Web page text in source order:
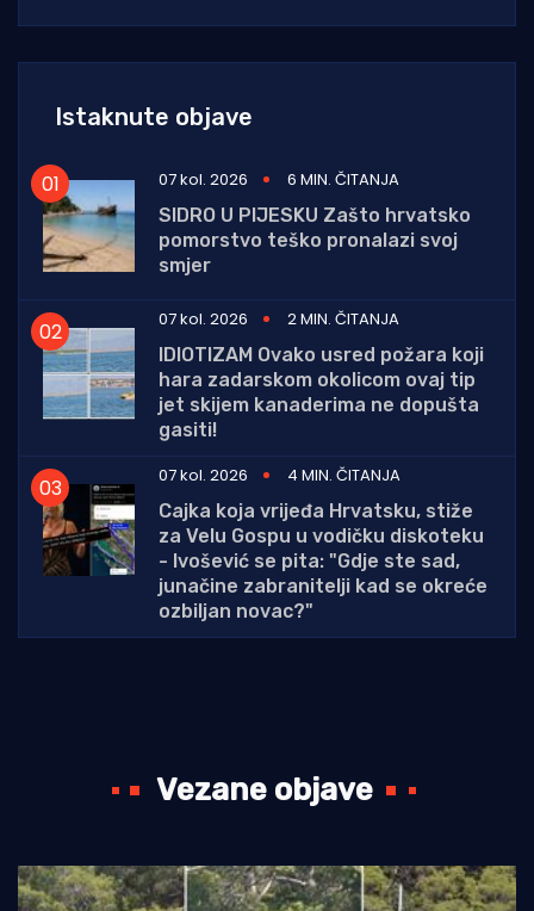
Istaknute objave
07 kol. 2026
6 MIN. ČITANJA
SIDRO U PIJESKU Zašto hrvatsko
pomorstvo teško pronalazi svoj
smjer
07 kol. 2026
2 MIN. ČITANJA
IDIOTIZAM Ovako usred požara koji
hara zadarskom okolicom ovaj tip
jet skijem kanaderima ne dopušta
gasiti!
07 kol. 2026
4 MIN. ČITANJA
Cajka koja vrijeđa Hrvatsku, stiže
za Velu Gospu u vodičku diskoteku
- Ivošević se pita: "Gdje ste sad,
junačine zabranitelji kad se okreće
ozbiljan novac?"
Vezane objave